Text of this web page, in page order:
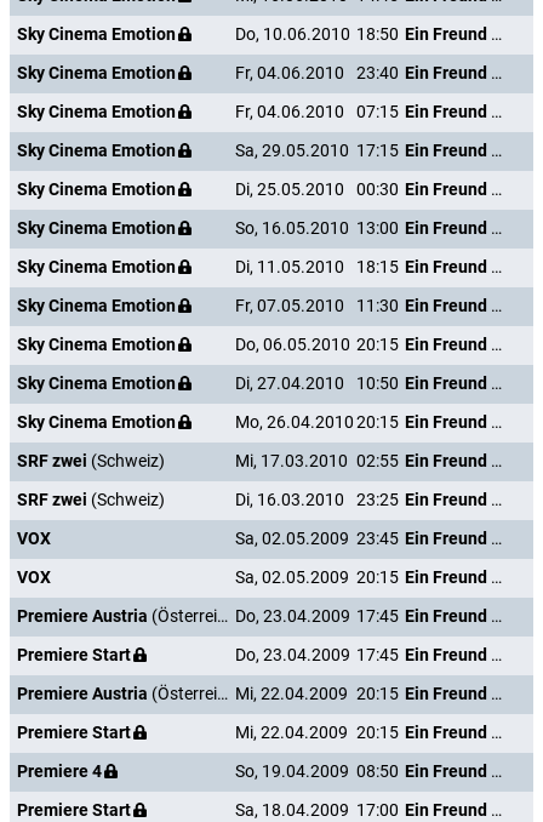
Sky Cinema Emotion
Do, 10.06.2010 18:50
Ein Freund von mir
Sky Cinema Emotion
Fr, 04.06.2010 23:40
Ein Freund von mir
Sky Cinema Emotion
Fr, 04.06.2010 07:15
Ein Freund von mir
Sky Cinema Emotion
Sa, 29.05.2010 17:15
Ein Freund von mir
Sky Cinema Emotion
Di, 25.05.2010 00:30
Ein Freund von mir
Sky Cinema Emotion
So, 16.05.2010 13:00
Ein Freund von mir
Sky Cinema Emotion
Di, 11.05.2010 18:15
Ein Freund von mir
Sky Cinema Emotion
Fr, 07.05.2010 11:30
Ein Freund von mir
Sky Cinema Emotion
Do, 06.05.2010 20:15
Ein Freund von mir
Sky Cinema Emotion
Di, 27.04.2010 10:50
Ein Freund von mir
Sky Cinema Emotion
Mo, 26.04.201020:15
Ein Freund von mir
SRF zwei (Schweiz) Mi, 17.03.2010 02:55
Ein Freund von mir
SRF zwei (Schweiz) Di, 16.03.2010 23:25
Ein Freund von mir
VOX
Sa, 02.05.2009 23:45
Ein Freund von mir
VOX
Sa, 02.05.2009 20:15
Ein Freund von mir
Premiere Austria (Österreich) Do, 23.04.2009 17:45
Ein Freund von mir
Premiere Start
Do, 23.04.2009 17:45
Ein Freund von mir
Premiere Austria (Österreich) Mi, 22.04.2009 20:15
Ein Freund von mir
Premiere Start
Mi, 22.04.2009 20:15
Ein Freund von mir
Premiere 4
So, 19.04.2009 08:50
Ein Freund von mir
Premiere Start
Sa, 18.04.2009 17:00
Ein Freund von mir